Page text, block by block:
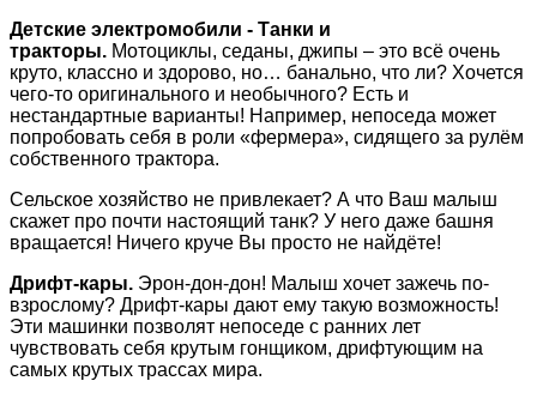
Детские электромобили - Танки и
тракторы. Мотоциклы, седаны, джипы – это всё очень
круто, классно и здорово, но… банально, что ли? Хочется
чего-то оригинального и необычного? Есть и
нестандартные варианты! Например, непоседа может
попробовать себя в роли «фермера», сидящего за рулём
собственного трактора.
Сельское хозяйство не привлекает? А что Ваш малыш
скажет про почти настоящий танк? У него даже башня
вращается! Ничего круче Вы просто не найдёте!
Дрифт-кары. Эрон-дон-дон! Малыш хочет зажечь по-
взрослому? Дрифт-кары дают ему такую возможность!
Эти машинки позволят непоседе с ранних лет
чувствовать себя крутым гонщиком, дрифтующим на
самых крутых трассах мира.